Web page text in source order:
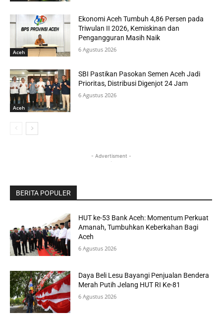
Aceh
Ekonomi Aceh Tumbuh 4,86 Persen pada
Triwulan II 2026, Kemiskinan dan
Pengangguran Masih Naik
6 Agustus 2026
Aceh
SBI Pastikan Pasokan Semen Aceh Jadi
Prioritas, Distribusi Digenjot 24 Jam
6 Agustus 2026
- Advertisment -
BERITA POPULER
HUT ke-53 Bank Aceh: Momentum Perkuat
Amanah, Tumbuhkan Keberkahan Bagi
Aceh
6 Agustus 2026
Daya Beli Lesu Bayangi Penjualan Bendera
Merah Putih Jelang HUT RI Ke-81
6 Agustus 2026